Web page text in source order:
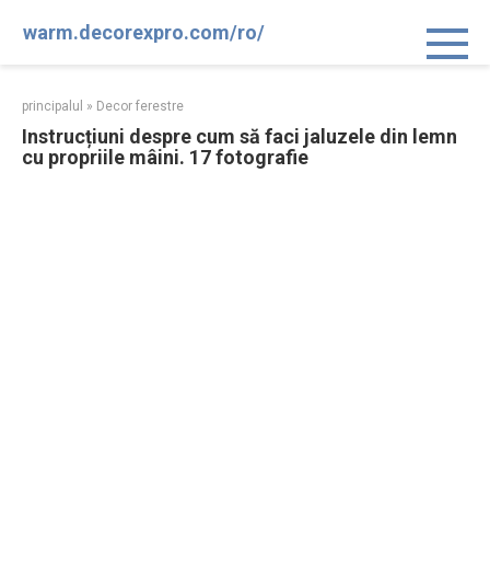
warm.decorexpro.com/ro/
principalul » Decor ferestre
Instrucțiuni despre cum să faci jaluzele din lemn
cu propriile mâini. 17 fotografie